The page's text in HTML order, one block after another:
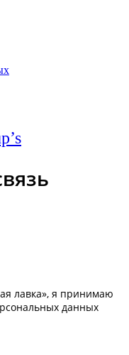
лавка», я принимаю
данных